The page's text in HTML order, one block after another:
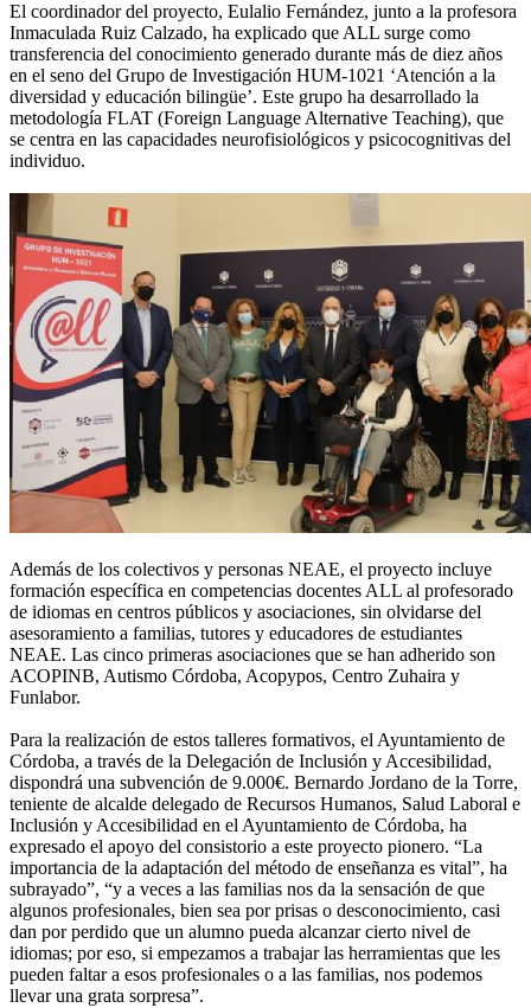
El coordinador del proyecto, Eulalio Fernández, junto a la profesora
Inmaculada Ruiz Calzado, ha explicado que ALL surge como
transferencia del conocimiento generado durante más de diez años
en el seno del Grupo de Investigación HUM-1021 ‘Atención a la
diversidad y educación bilingüe’. Este grupo ha desarrollado la
metodología FLAT (Foreign Language Alternative Teaching), que
se centra en las capacidades neurofisiológicos y psicocognitivas del
individuo.
Además de los colectivos y personas NEAE, el proyecto incluye
formación específica en competencias docentes ALL al profesorado
de idiomas en centros públicos y asociaciones, sin olvidarse del
asesoramiento a familias, tutores y educadores de estudiantes
NEAE. Las cinco primeras asociaciones que se han adherido son
ACOPINB, Autismo Córdoba, Acopypos, Centro Zuhaira y
Funlabor.
Para la realización de estos talleres formativos, el Ayuntamiento de
Córdoba, a través de la Delegación de Inclusión y Accesibilidad,
dispondrá una subvención de 9.000€. Bernardo Jordano de la Torre,
teniente de alcalde delegado de Recursos Humanos, Salud Laboral e
Inclusión y Accesibilidad en el Ayuntamiento de Córdoba, ha
expresado el apoyo del consistorio a este proyecto pionero. “La
importancia de la adaptación del método de enseñanza es vital”, ha
subrayado”, “y a veces a las familias nos da la sensación de que
algunos profesionales, bien sea por prisas o desconocimiento, casi
dan por perdido que un alumno pueda alcanzar cierto nivel de
idiomas; por eso, si empezamos a trabajar las herramientas que les
pueden faltar a esos profesionales o a las familias, nos podemos
llevar una grata sorpresa”.